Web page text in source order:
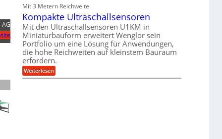
AG
w
i
c
k
e
l
t
l
a
g
e
r
U
m
s
a
t
z
k
n
a
p
p
s
c
h
i
n
e
n
b
a
u
:
Mit 3 Metern Reichweite
Kompakte Ultraschallsensoren
Mit den Ultraschallsensoren U1KM in
Miniaturbauform erweitert Wenglor sein
Portfolio um eine Lösung für Anwendungen,
die hohe Reichweiten auf kleinstem Bauraum
erfordern.
Weiterlesen:
K